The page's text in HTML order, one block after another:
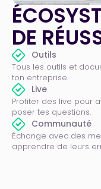
DE
Outils
Tous les outils et
ton entreprise.
Live
Profiter des live pour
poser tes questions.
Communauté
Échange avec des
apprendre de leurs